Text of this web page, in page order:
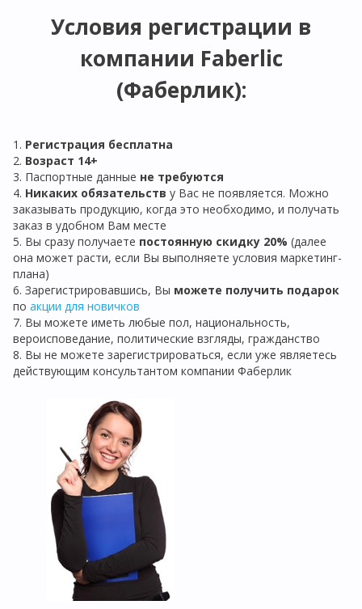
Условия регистрации в
компании Faberlic
(Фаберлик):
1. Регистрация бесплатна
2. Возраст 14+
3. Паспортные данные не требуются
4. Никаких обязательств у Вас не появляется. Можно
заказывать продукцию, когда это необходимо, и получать
заказ в удобном Вам месте
5. Вы сразу получаете постоянную скидку 20% (далее
она может расти, если Вы выполняете условия маркетинг-
плана)
6. Зарегистрировавшись, Вы можете получить подарок
по акции для новичков
7. Вы можете иметь любые пол, национальность,
вероисповедание, политические взгляды, гражданство
8. Вы не можете зарегистрироваться, если уже являетесь
действующим консультантом компании Фаберлик